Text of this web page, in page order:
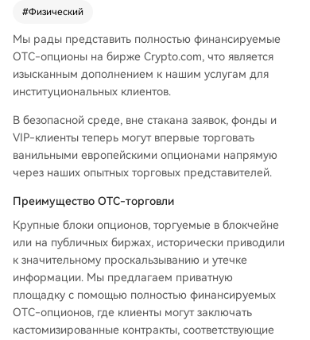
нформации, характерных для публичных бир
йствия контрактов (до трех месяцев). Все опц
ионы на 100% обеспечены: продавцы заране
е резервируют базовый актив или валюту стр
айка, что минимизирует риск ликвидации. Ср
еди основных особенностей — опционы в US
D, идеальные для фондов, желающих получат
ь доход со спотовых активов через продажу п
окрытых коллов; простой процесс получения
нирование через защищенный Sales Portal, а т
акже автоматический расчет результатов (IT
M/OTM) на основе биржевых индексных цен п
ри экспирации. Услуга предназначена для фо
ндов и VIP-клиентов, стремящихся к индивиду
альным решениям для управления рисками и
портфелем.
#Физический
Мы рады представить полностью финансируемые
OTC-опционы на бирже Crypto.com, что является
изысканным дополнением к нашим услугам для
институциональных клиентов.
В безопасной среде, вне стакана заявок, фонды и
VIP-клиенты теперь могут впервые торговать
ванильными европейскими опционами напрямую
через наших опытных торговых представителей.
Преимущество OTC-торговли
Крупные блоки опционов, торгуемые в блокчейне
или на публичных биржах, исторически приводили
к значительному проскальзыванию и утечке
информации. Мы предлагаем приватную
площадку с помощью полностью финансируемых
OTC-опционов, где клиенты могут заключать
кастомизированные контракты, соответствующие